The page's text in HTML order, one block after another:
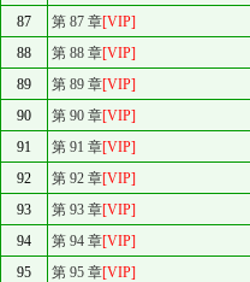
87
第 87 章[VIP]
88
第 88 章[VIP]
89
第 89 章[VIP]
90
第 90 章[VIP]
91
第 91 章[VIP]
92
第 92 章[VIP]
93
第 93 章[VIP]
94
第 94 章[VIP]
95
第 95 章[VIP]